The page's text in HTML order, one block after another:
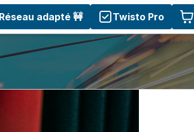
Réseau adapté 🚧 Twisto Pro